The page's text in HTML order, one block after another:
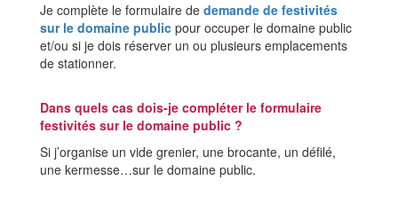
Je complète le formulaire de demande de festivités
sur le domaine public pour occuper le domaine public
et/ou si je dois réserver un ou plusieurs emplacements
de stationner.
Dans quels cas dois-je compléter le formulaire
festivités sur le domaine public ?
Si j’organise un vide grenier, une brocante, un défilé,
une kermesse…sur le domaine public.